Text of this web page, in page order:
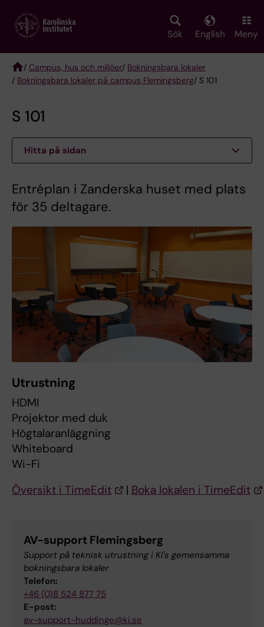
main
Sök English Meny
Breadcrumb
/ Campus, hus och miljöer/ Bokningsbara lokaler
/ Bokningsbara lokaler på campus Flemingsberg/ S 101
S 101
Hitta på sidan
Entréplan i Zanderska huset med plats
för 35 deltagare.
Utrustning
HDMI
Projektor med duk
Högtalaranläggning
Whiteboard
Wi-Fi
Översikt i TimeEdit
| Boka lokalen i TimeEdit
AV-support Flemingsberg
Support på teknisk utrustning i KI's gemensamma
bokningsbara lokaler
Telefon:
+46 (0)8 524 877 75
E-post:
av-support-huddinge@ki.se